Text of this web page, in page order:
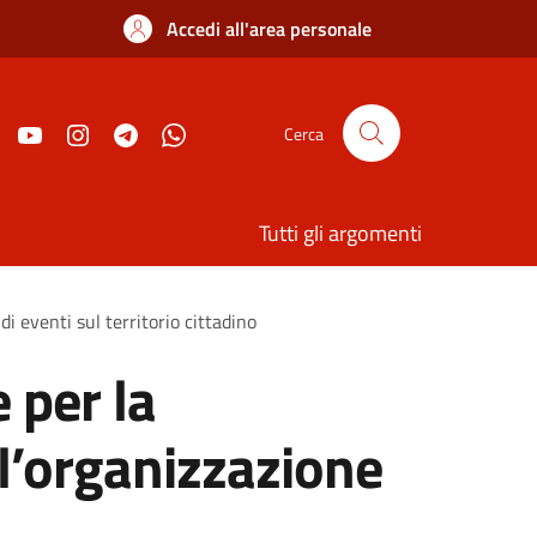
Accedi all'area personale
Cerca
Tutti gli argomenti
di eventi sul territorio cittadino
per la